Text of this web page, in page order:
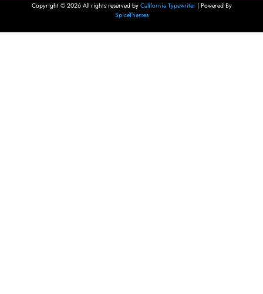
Copyright © 2026 All rights reserved by California Typewriter| Powered By
SpiceThemes